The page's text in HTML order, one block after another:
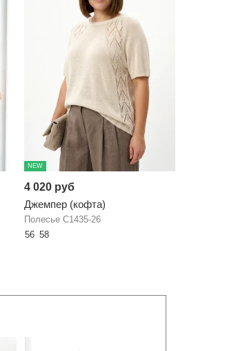
NEW
4 020 руб
Джемпер (кофта)
Полесье С1435-26
56 58